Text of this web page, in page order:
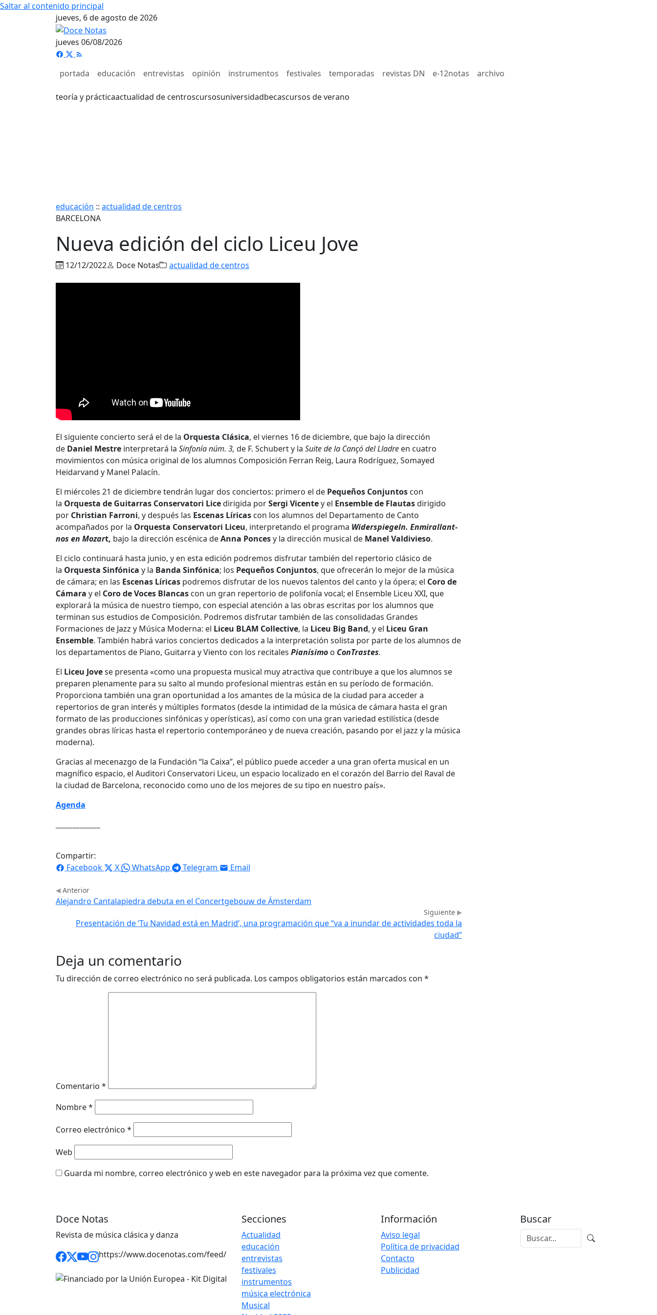
Saltar al contenido principal
jueves, 6 de agosto de 2026
jueves 06/08/2026
portada educación entrevistas opinión instrumentos festivales temporadas revistas DN e-12notas archivo
teoría y prácticaactualidad de centroscursosuniversidadbecascursos de verano
educación :: actualidad de centros
BARCELONA
Nueva edición del ciclo Liceu Jove
12/12/2022 Doce Notas actualidad de centros
El siguiente concierto será el de la Orquesta Clásica, el viernes 16 de diciembre, que bajo la dirección
de Daniel Mestre interpretará la Sinfonía núm. 3, de F. Schubert y la Suite de la Cançó del Lladre en cuatro
movimientos con música original de los alumnos Composición Ferran Reig, Laura Rodríguez, Somayed
Heidarvand y Manel Palacín.
El miércoles 21 de diciembre tendrán lugar dos conciertos: primero el de Pequeños Conjuntos con
la Orquesta de Guitarras Conservatori Licedirigida porSergi Vicentey el Ensemble de Flautasdirigido
por Christian Farroni, y después las Escenas Líricas con los alumnos del Departamento de Canto
acompañados por la Orquesta Conservatori Liceu, interpretando el programa Widerspiegeln. Enmirallant-
nos en Mozart, bajo la dirección escénica deAnna Poncesy la dirección musical de Manel Valdivieso.
El ciclo continuará hasta junio, y en esta edición podremos disfrutar también del repertorio clásico de
la Orquesta Sinfónica y la Banda Sinfónica; los Pequeños Conjuntos, que ofrecerán lo mejor de la música
de cámara; en las Escenas Líricas podremos disfrutar de los nuevos talentos del canto y la ópera; el Coro de
Cámara y el Coro de Voces Blancas con un gran repertorio de polifonía vocal; el Ensemble Liceu XXI, que
explorará la música de nuestro tiempo, con especial atención a las obras escritas por los alumnos que
terminan sus estudios de Composición. Podremos disfrutar también de las consolidadas Grandes
Formaciones de Jazz y Música Moderna: el Liceu BLAM Collective, la Liceu Big Band, y el Liceu Gran
Ensemble. También habrá varios conciertos dedicados a la interpretación solista por parte de los alumnos de
los departamentos de Piano, Guitarra y Viento con los recitales Pianísimo o ConTrastes.
El Liceu Jovese presenta «como una propuesta musical muy atractiva que contribuye a que los alumnos se
preparen plenamente para su salto al mundo profesional mientras están en su período de formación.
Proporciona también una gran oportunidad a los amantes de la música de la ciudad para acceder a
repertorios de gran interés y múltiples formatos (desde la intimidad de la música de cámara hasta el gran
formato de las producciones sinfónicas y operísticas), así como con una gran variedad estilística (desde
grandes obras líricas hasta el repertorio contemporáneo y de nueva creación, pasando por el jazz y la música
moderna).
Gracias al mecenazgo de la Fundación “la Caixa”, el público puede acceder a una gran oferta musical en un
magnífico espacio, el Auditori Conservatori Liceu, un espacio localizado en el corazón del Barrio del Raval de
la ciudad de Barcelona, ​​reconocido como uno de los mejores de su tipo en nuestro país».
Agenda
Compartir:
Facebook
X WhatsApp Telegram Email
Anterior
Alejandro Cantalapiedra debuta en el Concertgebouw de Ámsterdam
Siguiente
Presentación de ‘Tu Navidad está en Madrid’, una programación que “va a inundar de actividades toda la
ciudad”
Deja un comentario
Tu dirección de correo electrónico no será publicada. Los campos obligatorios están marcados con *
Comentario *
Nombre*
Correo electrónico *
Web
Guarda mi nombre, correo electrónico y web en este navegador para la próxima vez que comente.
Doce Notas
Revista de música clásica y danza
https://www.docenotas.com/feed/
Secciones
Actualidad
educación
entrevistas
festivales
instrumentos
música electrónica
Musical
Información
Aviso legal
Política de privacidad
Contacto
Publicidad
Buscar